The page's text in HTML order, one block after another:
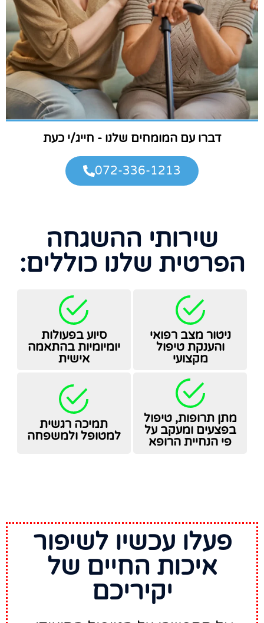
דברו עם המומחים שלנו - חייג/י כעת
072-336-1213
שירותי ההשגחה
הפרטית שלנו כוללים:
ניטור מצב רפואי
והענקת טיפול
מקצועי
סיוע בפעולות
יומיומיות בהתאמה
אישית
מתן תרופות, טיפול
בפצעים ומעקב על
פי הנחיית הרופא
תמיכה רגשית
למטופל ולמשפחה
פעלו עכשיו לשיפור
איכות החיים של
יקיריכם